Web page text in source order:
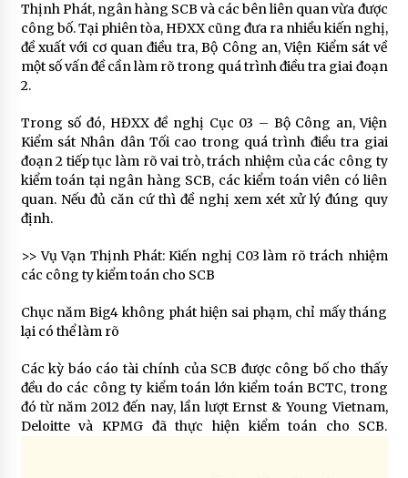
Thịnh Phát, ngân hàng SCB và các bên liên quan vừa được
công bố. Tại phiên tòa, HĐXX cũng đưa ra nhiều kiến nghị,
đề xuất với cơ quan điều tra, Bộ Công an, Viện Kiểm sát về
một số vấn đề cần làm rõ trong quá trình điều tra giai đoạn
2.
Trong số đó, HĐXX đề nghị Cục 03 – Bộ Công an, Viện
Kiểm sát Nhân dân Tối cao trong quá trình điều tra giai
đoạn 2 tiếp tục làm rõ vai trò, trách nhiệm của các công ty
kiểm toán tại ngân hàng SCB, các kiểm toán viên có liên
quan. Nếu đủ căn cứ thì đề nghị xem xét xử lý đúng quy
định.
>> Vụ Vạn Thịnh Phát: Kiến nghị C03 làm rõ trách nhiệm
các công ty kiểm toán cho SCB
Chục năm Big4 không phát hiện sai phạm, chỉ mấy tháng
lại có thể làm rõ
Các kỳ báo cáo tài chính của SCB được công bố cho thấy
đều do các công ty kiểm toán lớn kiểm toán BCTC, trong
đó từ năm 2012 đến nay, lần lượt Ernst & Young Vietnam,
Deloitte và KPMG đã thực hiện kiểm toán cho SCB.